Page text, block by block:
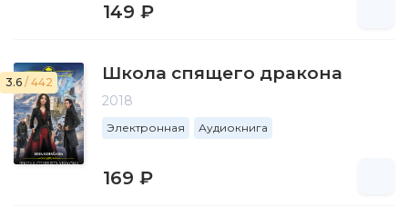
149 ₽
3.6 / 442 Школа спящего дракона
2018
Электронная Аудиокнига
169 ₽